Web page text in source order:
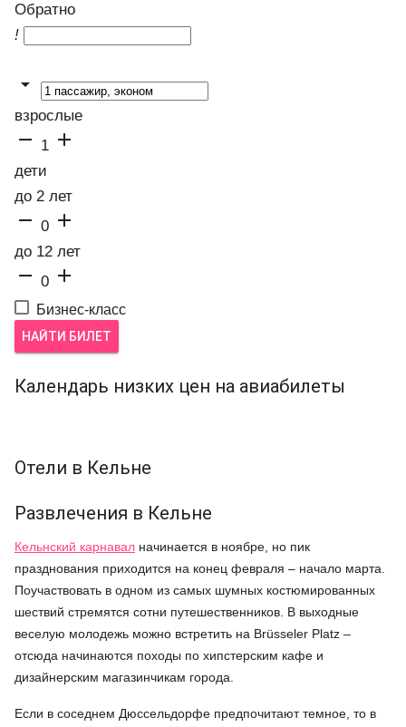
Обратно
!

взрослые
 1 
дети
до 2 лет
 0 
до 12 лет
 0 
Бизнес-класс
НАЙТИ БИЛЕТ
Календарь низких цен на авиабилеты
Отели в Кельне
Развлечения в Кельне
Кельнский карнавал начинается в ноябре, но пик
празднования приходится на конец февраля – начало марта.
Поучаствовать в одном из самых шумных костюмированных
шествий стремятся сотни путешественников. В выходные
веселую молодежь можно встретить на Brüsseler Platz –
отсюда начинаются походы по хипстерским кафе и
дизайнерским магазинчикам города.
Если в соседнем Дюссельдорфе предпочитают темное, то в